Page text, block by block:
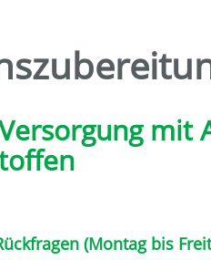
mit
(Montag bis